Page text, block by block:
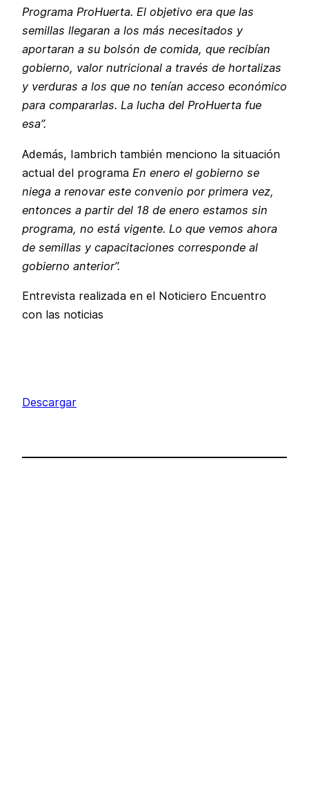
Programa ProHuerta. El objetivo era que las
semillas llegaran a los más necesitados y
aportaran a su bolsón de comida, que recibían
gobierno, valor nutricional a través de hortalizas
y verduras a los que no tenían acceso económico
para compararlas. La lucha del ProHuerta fue
esa”.
Además, Iambrich también menciono la situación
actual del programa En enero el gobierno se
niega a renovar este convenio por primera vez,
entonces a partir del 18 de enero estamos sin
programa, no está vigente. Lo que vemos ahora
de semillas y capacitaciones corresponde al
gobierno anterior”.
Entrevista realizada en el Noticiero Encuentro
con las noticias
Descargar